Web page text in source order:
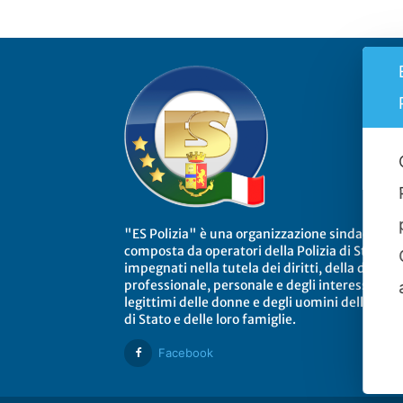
"ES Polizia" è una organizzazione sindacale
composta da operatori della Polizia di Stato
impegnati nella tutela dei diritti, della dignità
professionale, personale e degli interessi
legittimi delle donne e degli uomini della
di Stato e delle loro famiglie.
Facebook